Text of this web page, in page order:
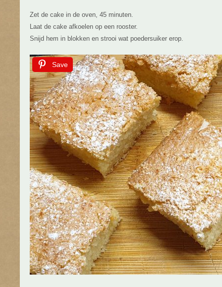
Zet de cake in de oven, 45 minuten.
Laat de cake afkoelen op een rooster.
Snijd hem in blokken en strooi wat poedersuiker erop.
Save